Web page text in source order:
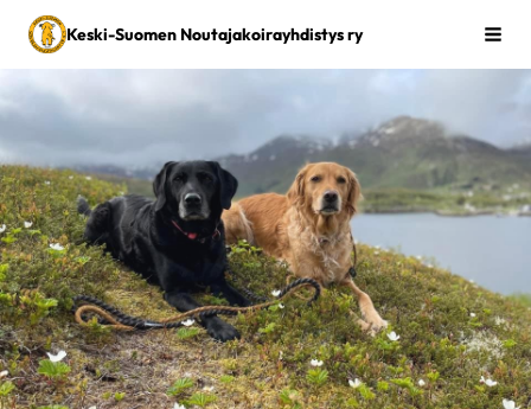
Siirry
sivun
sisältöön
Keski-Suomen Noutajakoirayhdistys ry